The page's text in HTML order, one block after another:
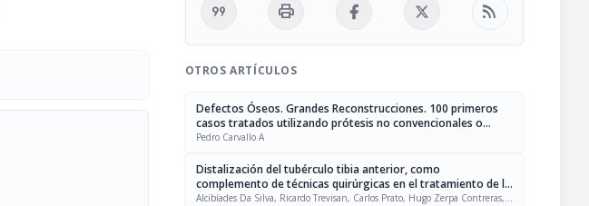
format_quote print rss_feed
OTROS ARTÍCULOS
Defectos Óseos. Grandes Reconstrucciones. 100 primeros
casos tratados utilizando prótesis no convencionales o
injertos masivos de cadáveres, como método de
Pedro Carvallo A
Distalización del tubérculo tibia anterior, como
complemento de técnicas quirúrgicas en el tratamiento de la
marcha agazapada (Crouch Gait), en pacientes con parálisis
Alcibíades Da Silva, Ricardo Trevisan, Carlos Prato, Hugo Zerpa Contreras,